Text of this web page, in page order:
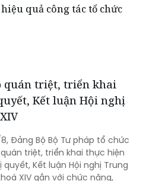
quả công tác tổ chức
quán triệt, triển khai
Kết luận Hội nghị
Đảng Bộ Bộ Tư pháp tổ chức
triệt, triển khai thực hiện
quyết, Kết luận Hội nghị Trung
XIV gắn với chức năng,